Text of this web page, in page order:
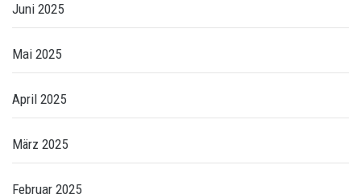
Juni 2025
Mai 2025
April 2025
März 2025
Februar 2025